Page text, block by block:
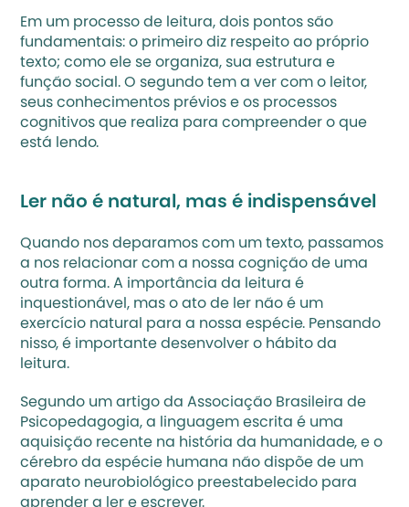
Em um processo de leitura, dois pontos são
fundamentais: o primeiro diz respeito ao próprio
texto; como ele se organiza, sua estrutura e
função social. O segundo tem a ver com o leitor,
seus conhecimentos prévios e os processos
cognitivos que realiza para compreender o que
está lendo.
Ler não é natural, mas é indispensável
Quando nos deparamos com um texto, passamos
a nos relacionar com a nossa cognição de uma
outra forma. A importância da leitura é
inquestionável, mas o ato de ler não é um
exercício natural para a nossa espécie. Pensando
nisso, é importante desenvolver o hábito da
leitura.
Segundo um artigo da Associação Brasileira de
Psicopedagogia, a linguagem escrita é uma
aquisição recente na história da humanidade, e o
cérebro da espécie humana não dispõe de um
aparato neurobiológico preestabelecido para
aprender a ler e escrever.